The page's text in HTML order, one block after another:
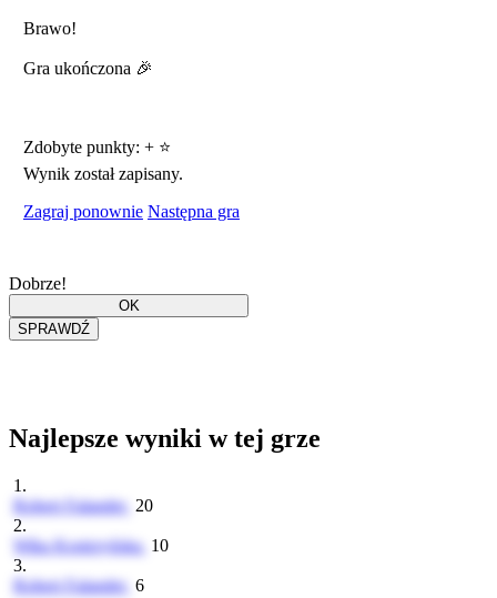
Brawo!
Gra ukończona 🎉
Zdobyte punkty: +⭐
Wynik został zapisany.
Zagraj ponownie Następna gra
Dobrze!
Najlepsze wyniki w tej grze
1.
Robert Falander 20
2.
Wika Kostrzyńska 10
3.
Robert Falander 6